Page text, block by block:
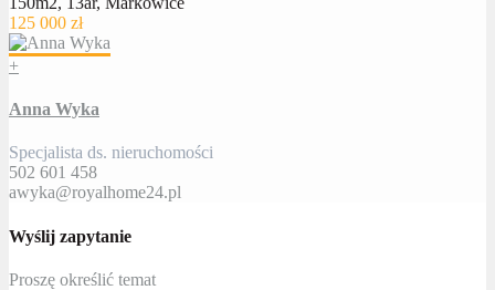
125 000 zł
+
Anna Wyka
Specjalista ds. nieruchomości
502 601 458
awyka@royalhome24.pl
Wyślij zapytanie
Proszę określić temat